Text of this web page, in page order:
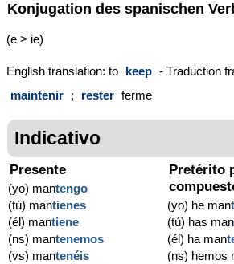
Konjugation des spanischen
(e > ie)
English translation: to keep - Traduction
maintenir ; rester ferme
Indicativo
Presente
(yo) mantengo
(tú) mantienes
(él) mantiene
(ns) mantenemos
(vs) mantenéis
Pretérito
(yo) he man
(tú) has man
(él) ha man
(ns) hemos